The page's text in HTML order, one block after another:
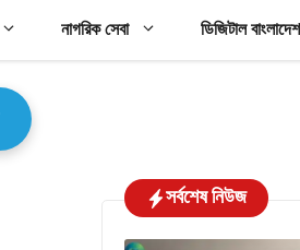
নাগরিক সেবা ডিজিটাল বাংলাদেশ
সর্বশেষ নিউজ